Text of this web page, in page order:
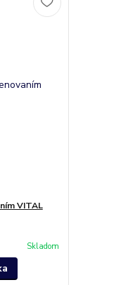
VITAL
Skladom